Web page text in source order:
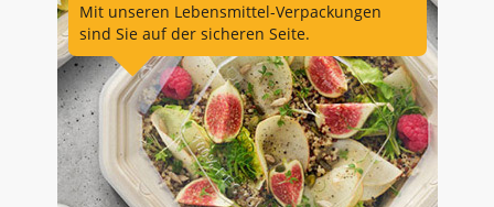
Mit unseren Lebensmittel-Verpackungen
sind Sie auf der sicheren Seite.